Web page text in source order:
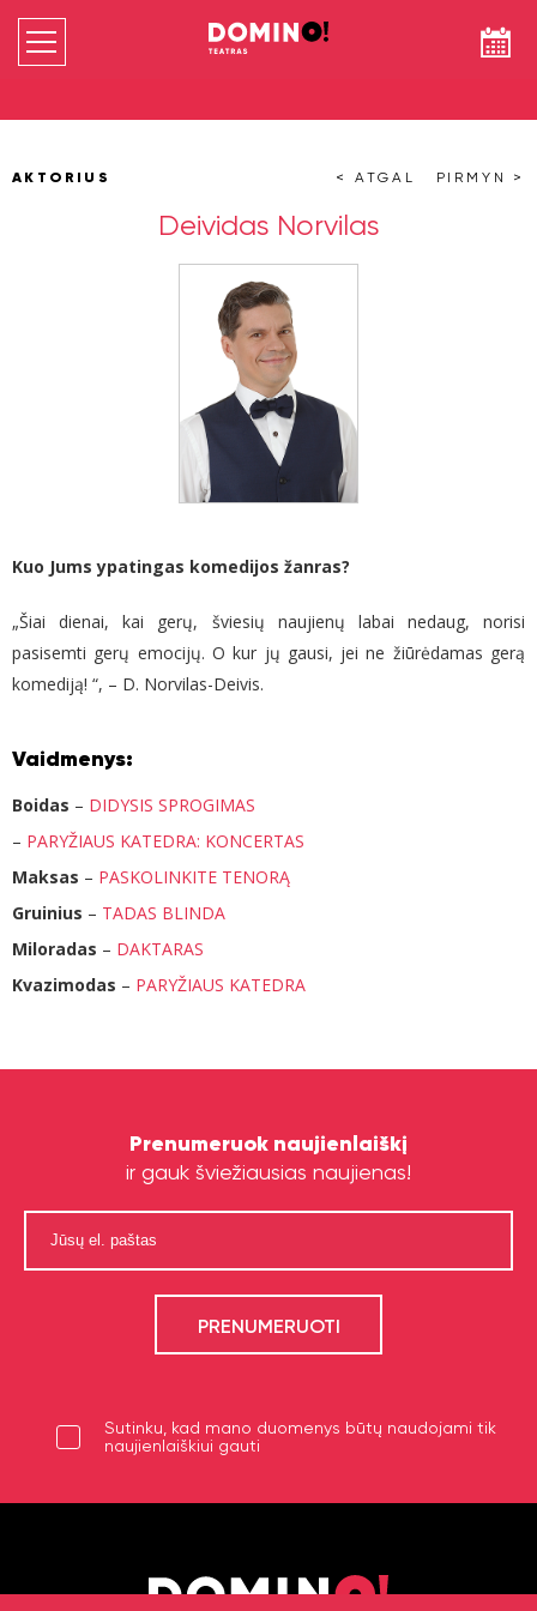
AKTORIUS < ATGAL PIRMYN >
Deividas Norvilas
Kuo Jums ypatingas komedijos žanras?
„Šiai dienai, kai gerų, šviesių naujienų labai nedaug, norisi
pasisemti gerų emocijų. O kur jų gausi, jei ne žiūrėdamas gerą
komediją! “, – D. Norvilas-Deivis.
Vaidmenys:
Boidas – DIDYSIS SPROGIMAS
– PARYŽIAUS KATEDRA: KONCERTAS
Maksas – PASKOLINKITE TENORĄ
Gruinius – TADAS BLINDA
Miloradas – DAKTARAS
Kvazimodas – PARYŽIAUS KATEDRA
Prenumeruok naujienlaiškį
ir gauk šviežiausias naujienas!
Sutinku, kad mano duomenys būtų naudojami tik
naujienlaiškiui gauti